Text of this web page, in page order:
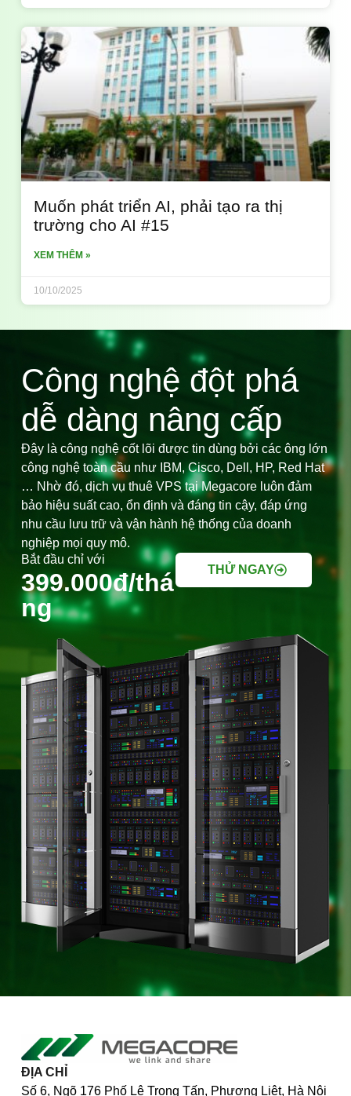
Muốn phát triển AI, phải tạo ra thị
trường cho AI #15
XEM THÊM »
10/10/2025
Công nghệ đột phá
dễ dàng nâng cấp
Đây là công nghệ cốt lõi được tin dùng bởi các ông lớn
công nghệ toàn cầu như IBM, Cisco, Dell, HP, Red Hat
… Nhờ đó, dịch vụ thuê VPS tại Megacore luôn đảm
bảo hiệu suất cao, ổn định và đáng tin cậy, đáp ứng
nhu cầu lưu trữ và vận hành hệ thống của doanh
nghiệp mọi quy mô.
Bắt đầu chỉ với
399.000đ/thá
ng
THỬ NGAY
ĐỊA CHỈ
Số 6, Ngõ 176 Phố Lê Trọng Tấn, Phương Liệt, Hà Nội